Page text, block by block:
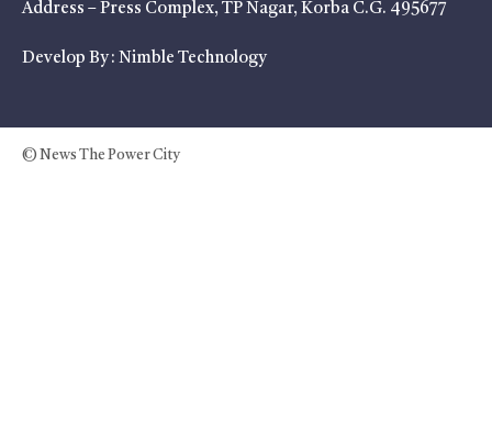
Address – Press Complex, TP Nagar, Korba C.G. 495677
Develop By : Nimble Technology
© News The Power City